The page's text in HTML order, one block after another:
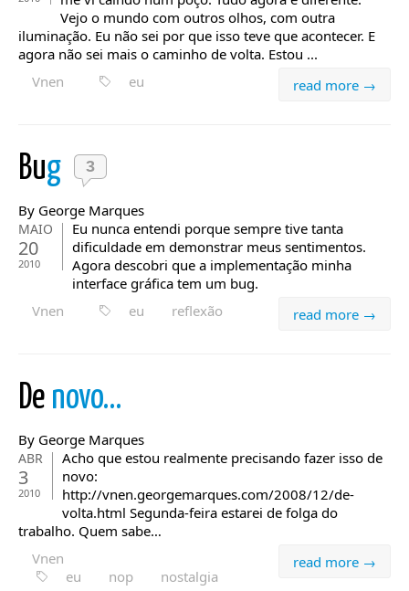
Vejo o mundo com outros olhos, com outra
iluminação. Eu não sei por que isso teve que acontecer. E
agora não sei mais o caminho de volta. Estou ...
read more →
Vnen eu
Bug 3
By George Marques
MAIO
20
2010
Eu nunca entendi porque sempre tive tanta
dificuldade em demonstrar meus sentimentos.
Agora descobri que a implementação minha
interface gráfica tem um bug.
read more →
Vnen eu reflexão
De novo…
By George Marques
ABR
3
2010
Acho que estou realmente precisando fazer isso de
novo:
http://vnen.georgemarques.com/2008/12/de-
volta.html Segunda-feira estarei de folga do
trabalho. Quem sabe…
read more →
Vnen
eu
nop nostalgia